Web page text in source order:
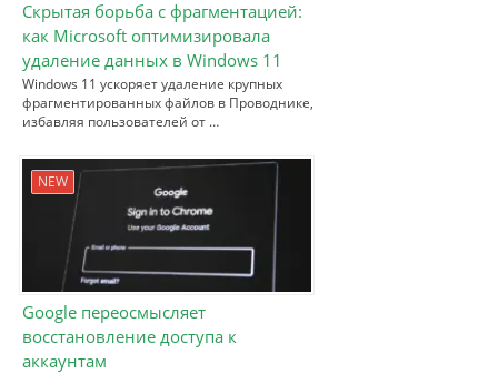
Скрытая борьба с фрагментацией:
как Microsoft оптимизировала
удаление данных в Windows 11
Windows 11 ускоряет удаление крупных
фрагментированных файлов в Проводнике,
избавляя пользователей от …
NEW
Google переосмысляет
восстановление доступа к
аккаунтам